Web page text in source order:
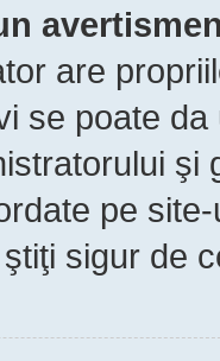
are
se poate
şi
pe
sigur de